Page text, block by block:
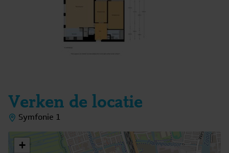
Verken de locatie
Symfonie 1
+